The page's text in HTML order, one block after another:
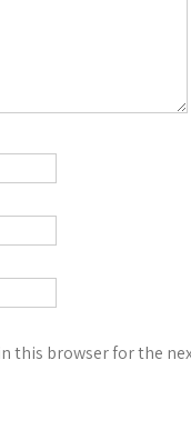
this browser for the